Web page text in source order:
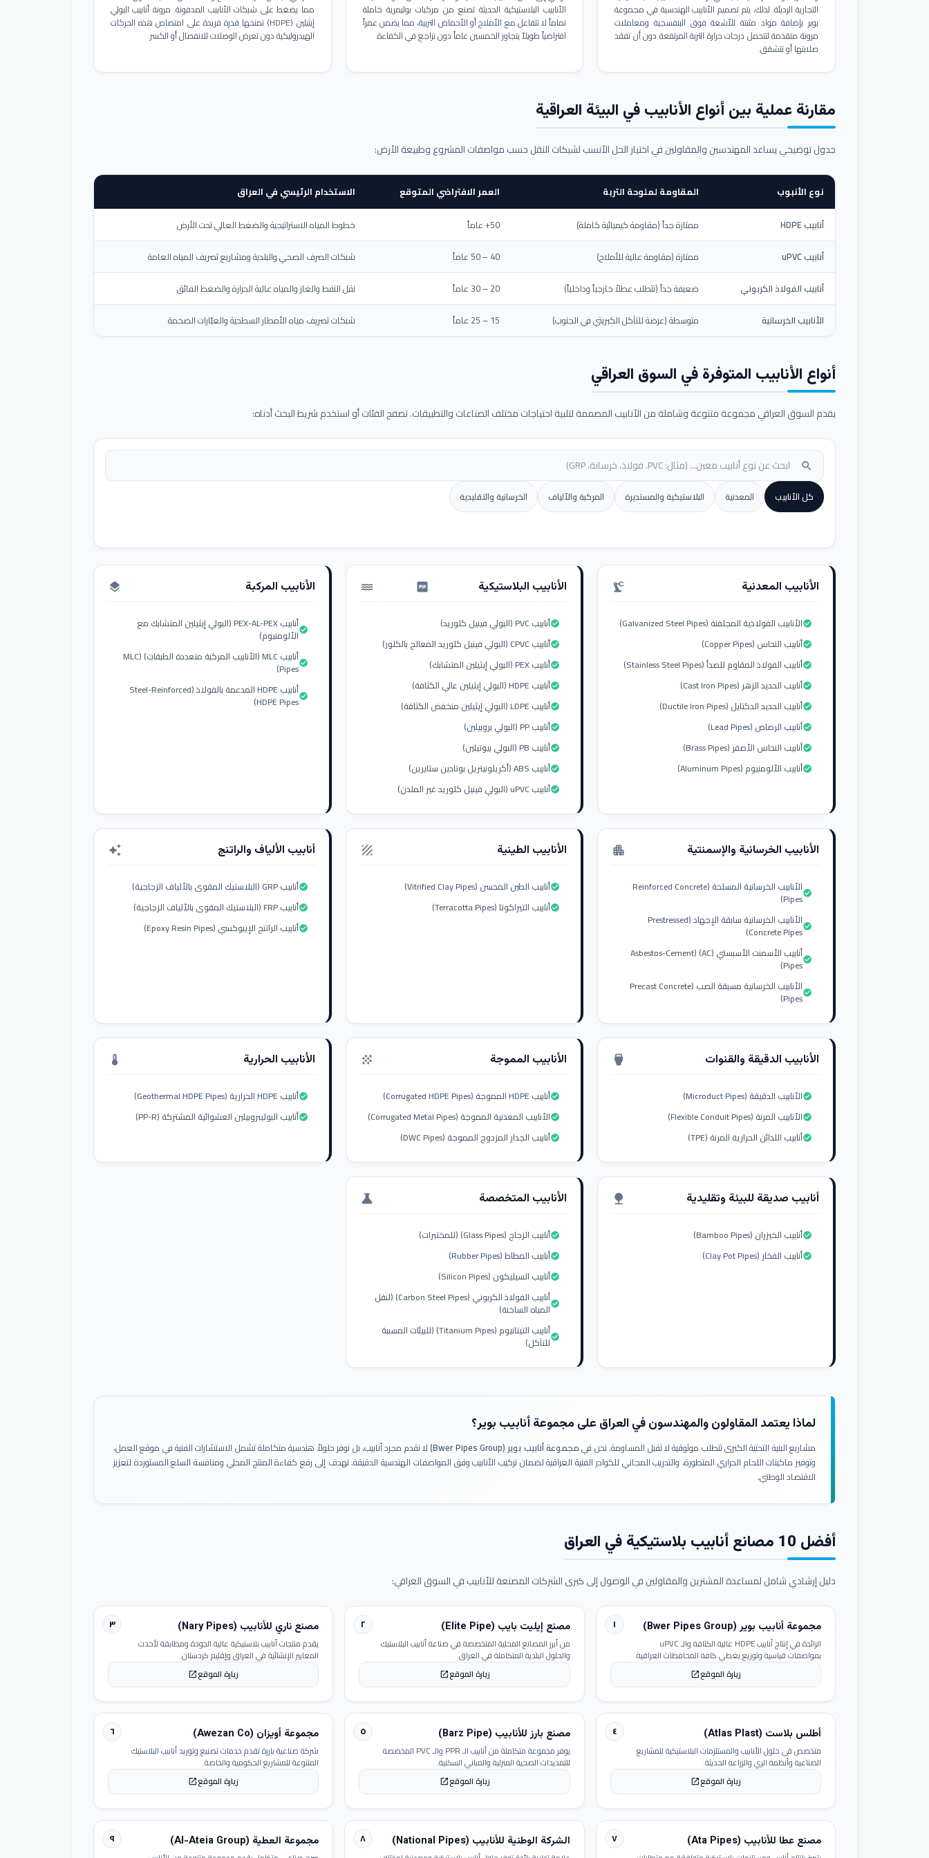
التجارية الرديئة. لذلك، يتم تصميم الأنابيب الهندسية في مجموعة
بوير بإضافة مواد مثبتة للأشعة فوق البنفسجية ومعاملات
مرونة متقدمة لتتحمل درجات حرارة التربة المرتفعة دون أن تفقد
صلابتها أو تتشقق.
الأنابيب البلاستيكية الحديثة تصنع من مركبات بوليمرية خاملة
تماماً لا تتفاعل مع الأملاح أو الأحماض التربية، مما يضمن عمراً
افتراضياً طويلاً يتجاوز الخمسين عاماً دون تراجع في الكفاءة.
مما يضغط على شبكات الأنابيب المدفونة. مرونة أنابيب البولي
إيثيلين (HDPE) تمنحها قدرة فريدة على امتصاص هذه الحركات
الهيدروليكية دون تعرض الوصلات للانفصال أو الكسر.
مقارنة عملية بين أنواع الأنابيب في البيئة العراقية
جدول توضيحي يساعد المهندسين والمقاولين في اختيار الحل الأنسب لشبكات النقل حسب مواصفات المشروع وطبيعة الأرض:
نوع الأنبوب المقاومة لملوحة التربة العمر الافتراضي المتوقع الاستخدام الرئيسي في العراق
أنابيب HDPE ممتازة جداً (مقاومة كيميائية كاملة) 50+ عاماً
خطوط المياه الاستراتيجية والضغط العالي تحت الأرض
أنابيب uPVC
ممتازة (مقاومة عالية للأملاح) 40 – 50 عاماً
شبكات الصرف الصحي والبلدية ومشاريع تصريف المياه العامة
أنابيب الفولاذ الكربوني
ضعيفة جداً (تتطلب عطلاً خارجياً وداخلياً) 20 – 30 عاماً
نقل النفط والغاز والمياه عالية الحرارة والضغط الفائق
الأنابيب الخرسانية
متوسطة (عرضة للتآكل الكبريتي في الجنوب) 15 – 25 عاماً شبكات تصريف مياه الأمطار السطحية والعبّارات الضخمة
أنواع الأنابيب المتوفرة في السوق العراقي
يقدم السوق العراقي مجموعة متنوعة وشاملة من الأنابيب المصممة لتلبية احتياجات مختلف الصناعات والتطبيقات. تصفح الفئات أو استخدم شريط البحث أدناه:
search
كل الأنابيب المعدنية البلاستيكية والمستديرة المركبة والألياف الخرسانية والتقليدية
الأنابيب المعدنية precision_manufacturing
الأنابيب الفولاذية المجلفنة (Galvanized Steel Pipes)check_circle
أنابيب النحاس (Copper Pipes)check_circle
أنابيب الفولاذ المقاوم للصدأ (Stainless Steel Pipes)check_circle
أنابيب الحديد الزهر (Cast Iron Pipes)check_circle
أنابيب الحديد الدكتايل (Ductile Iron Pipes)check_circle
أنابيب الرصاص (Lead Pipes)check_circle
أنابيب النحاس الأصفر (Brass Pipes)check_circle
أنابيب الألومنيوم (Aluminum Pipes)check_circle
الأنابيب البلاستيكية water_pump
أنابيب PVC (البولي فينيل كلوريد)check_circle
أنابيب CPVC (البولي فينيل كلوريد المعالج بالكلور)check_circle
أنابيب PEX (البولي إيثيلين المتشابك)check_circle
أنابيب HDPE (البولي إيثيلين عالي الكثافة)check_circle
أنابيب LDPE (البولي إيثيلين منخفض الكثافة)check_circle
أنابيب PP (البولي بروبيلين)check_circle
أنابيب PB (البولي بيوتيلين)check_circle
أنابيب ABS (أكريلونيتريل بوتادين ستايرين)check_circle
أنابيب uPVC (البولي فينيل كلوريد غير الملدن)check_circle
الأنابيب المركبة layers
أنابيب PEX-AL-PEX (البولي إيثيلين المتشابك مع
الألومنيوم)check_circle
أنابيب MLC (الأنابيب المركبة متعددة الطبقات) (MLC
Pipes)check_circle
أنابيب HDPE المدعمة بالفولاذ (Steel-Reinforced
HDPE Pipes)check_circle
الأنابيب الخرسانية والإسمنتية apartment
الأنابيب الخرسانية المسلحة (Reinforced Concrete
Pipes)check_circle
الأنابيب الخرسانية سابقة الإجهاد (Prestressed
Concrete Pipes)check_circle
أنابيب الأسمنت الأسبستي (AC) (Asbestos-Cement
Pipes)check_circle
الأنابيب الخرسانية مسبقة الصب (Precast Concrete
Pipes)check_circle
الأنابيب الطينية texture
أنابيب الطين المحسن (Vitrified Clay Pipes)check_circle
أنابيب التيراكوتا (Terracotta Pipes)check_circle
أنابيب الألياف والراتنج auto_awesome
أنابيب GRP (البلاستيك المقوى بالألياف الزجاجية)check_circle
أنابيب FRP (البلاستيك المقوى بالألياف الزجاجية)check_circle
أنابيب الراتنج الإيبوكسي (Epoxy Resin Pipes)check_circle
الأنابيب الدقيقة والقنوات settings_input_hdmi
الأنابيب الدقيقة (Microduct Pipes)check_circle
الأنابيب المرنة (Flexible Conduit Pipes)check_circle
أنابيب اللدائن الحرارية المرنة (TPE)check_circle
الأنابيب المموجة grain
أنابيب HDPE المموجة (Corrugated HDPE Pipes)check_circle
الأنابيب المعدنية المموجة (Corrugated Metal Pipes)check_circle
أنابيب الجدار المزدوج المموجة (DWC Pipes)check_circle
الأنابيب الحرارية thermostat
أنابيب HDPE الحرارية (Geothermal HDPE Pipes)check_circle
أنابيب البوليبروبيلين العشوائية المشتركة (PP-R)check_circle
أنابيب صديقة للبيئة وتقليدية nature
أنابيب الخيزران (Bamboo Pipes)check_circle
أنابيب الفخار (Clay Pot Pipes)check_circle
الأنابيب المتخصصة science
أنابيب الزجاج (Glass Pipes) (للمختبرات)check_circle
أنابيب المطاط (Rubber Pipes)check_circle
أنابيب السيليكون (Silicon Pipes)check_circle
أنابيب الفولاذ الكربوني (Carbon Steel Pipes) (لنقل
المياه الساخنة)check_circle
أنابيب التيتانيوم (Titanium Pipes) (للبيئات المسببة
للتآكل)check_circle
لماذا يعتمد المقاولون والمهندسون في العراق على مجموعة أنابيب بوير؟
مشاريع البنية التحتية الكبرى تتطلب موثوقية لا تقبل المساومة. نحن فيمجموعة أنابيب بوير (Bwer Pipes Group)
لا نقدم مجرد أنابيب، بل نوفر حلولاً هندسية متكاملة تشمل الاستشارات الفنية في موقع العمل،
وتوفير ماكينات اللحام الحراري المتطورة، والتدريب المجاني للكوادر الفنية العراقية لضمان تركيب الأنابيب وفق المواصفات الهندسية الدقيقة. نهدف إلى رفع كفاءة المنتج المحلي ومنافسة السلع المستوردة لتعزيز
الاقتصاد الوطني.
أفضل 10 مصانع أنابيب بلاستيكية في العراق
دليل إرشادي شامل لمساعدة المشترين والمقاولين في الوصول إلى كبرى الشركات المصنعة للأنابيب في السوق العراقي:
١ مجموعة أنابيب بوير (Bwer Pipes Group)
الرائدة في إنتاج أنابيب HDPE عالية الكثافة والـ uPVC
بمواصفات قياسية وتوزيع يغطي كافة المحافظات العراقية.
زيارة الموقعopen_in_new
٢ مصنع إيليت بايب (Elite Pipe)
من أبرز المصانع المحلية المتخصصة في صناعة أنابيب البلاستيك
والحلول البلدية المتكاملة في العراق.
زيارة الموقعopen_in_new
٣ مصنع ناري للأنابيب (Nary Pipes)
يقدم منتجات أنابيب بلاستيكية عالية الجودة ومطابقة لأحدث
المعايير الإنشائية في العراق وإقليم كردستان.
زيارة الموقعopen_in_new
٤ أطلس بلاست (Atlas Plast)
متخصص في حلول الأنابيب والمستلزمات البلاستيكية للمشاريع
الصناعية وأنظمة الري والزراعة الحديثة.
زيارة الموقعopen_in_new
٥ مصنع بارز للأنابيب (Barz Pipe)
يوفر مجموعة متكاملة من أنابيب الـ PPR والـ PVC المخصصة
للتمديدات الصحية المنزلية والمباني السكنية.
زيارة الموقعopen_in_new
٦ مجموعة أويزان (Awezan Co)
شركة صناعية بارزة تقدم خدمات تصنيع وتوريد أنابيب البلاستيك
المتنوعة للمشاريع الحكومية والخاصة.
زيارة الموقعopen_in_new
٧ مصنع عطا للأنابيب (Ata Pipes) ٨ الشركة الوطنية للأنابيب (National Pipes) ٩ مجموعة العطية (Al-Ateia Group)